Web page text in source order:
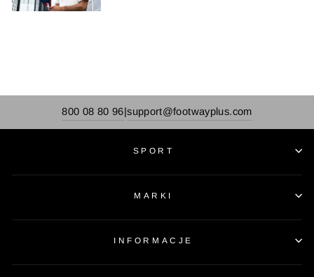
800 08 80 96|support@footwayplus.com
SPORT
MARKI
INFORMACJE